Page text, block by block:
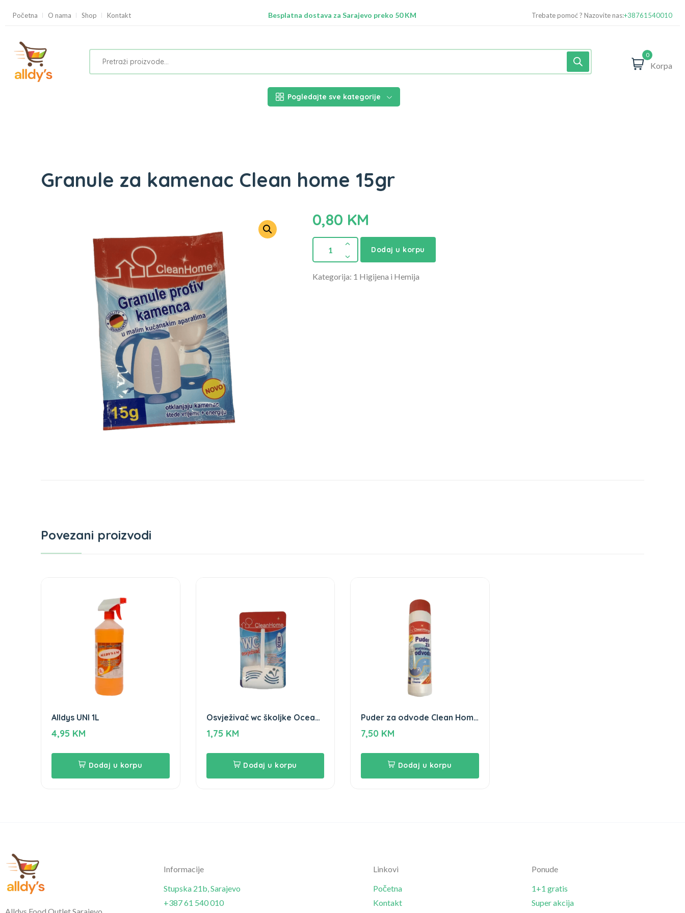
Početna O nama Shop Kontakt
Besplatna dostava za Sarajevo preko 50 KM
Trebate pomoć ? Nazovite nas:+38761540010
0
Korpa
Pogledajte sve kategorije
Granule za kamenac Clean home 15gr
0,80 KM
Dodaj u korpu
Kategorija: 1 Higijena i Hemija
Povezani proizvodi
Alldys UNI 1L
4,95 KM
Dodaj u korpu
Osvježivač wc školjke Ocean
Clean home
1,75 KM
Dodaj u korpu
Puder za odvode Clean Home
600gr
7,50 KM
Dodaj u korpu
Informacije
Stupska 21b, Sarajevo
+387 61 540 010
Linkovi
Početna
Kontakt
Ponude
1+1 gratis
Super akcija